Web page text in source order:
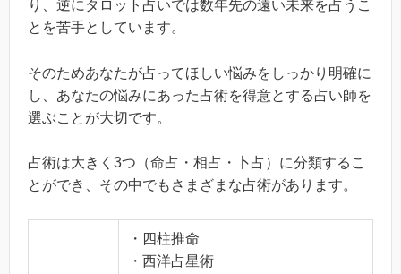
り、逆にタロット占いでは数年先の遠い未来を占うこ
とを苦手としています。
そのためあなたが占ってほしい悩みをしっかり明確に
し、あなたの悩みにあった占術を得意とする占い師を
選ぶことが大切です。
占術は大きく3つ（命占・相占・卜占）に分類するこ
とができ、その中でもさまざまな占術があります。
・四柱推命
・西洋占星術